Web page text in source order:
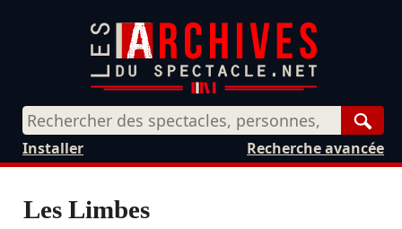
Recherche avancée
Installer
Les Limbes